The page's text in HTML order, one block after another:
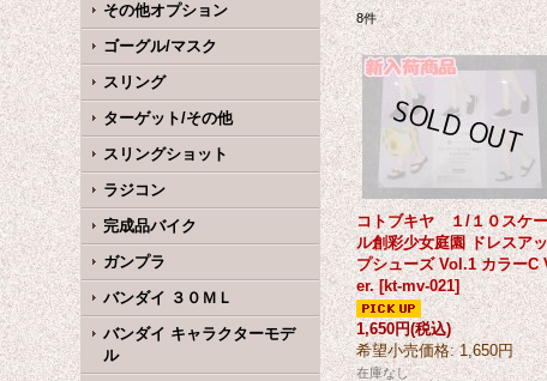
その他オプション
ゴーグル/マスク
スリング
ターゲット/その他
スリングショット
ラジコン
完成品バイク
ガンプラ
バンダイ ３０ＭＬ
バンダイ キャラクターモデ
ル
8件
コトブキヤ １/１０スケ
ル創彩少女庭園 ドレスア
プシューズ Vol.1 カラーC
er. [kt-mv-021]
1,650円(税込)
希望小売価格: 1,650円
在庫なし